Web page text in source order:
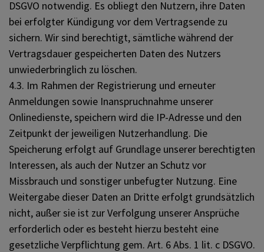
DSGVO notwendig. Es obliegt den Nutzern, ihre Daten
bei erfolgter Kündigung vor dem Vertragsende zu
sichern. Wir sind berechtigt, sämtliche während der
Vertragsdauer gespeicherten Daten des Nutzers
unwiederbringlich zu löschen.
4.3. Im Rahmen der Registrierung und erneuter
Anmeldungen sowie Inanspruchnahme unserer
Onlinedienste, speichern wird die IP-Adresse und den
Zeitpunkt der jeweiligen Nutzerhandlung. Die
Speicherung erfolgt auf Grundlage unserer berechtigten
Interessen, als auch der Nutzer an Schutz vor
Missbrauch und sonstiger unbefugter Nutzung. Eine
Weitergabe dieser Daten an Dritte erfolgt grundsätzlich
nicht, außer sie ist zur Verfolgung unserer Ansprüche
erforderlich oder es besteht hierzu besteht eine
gesetzliche Verpflichtung gem. Art. 6 Abs. 1 lit. c DSGVO.